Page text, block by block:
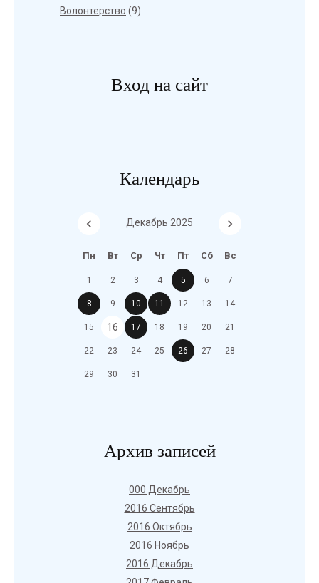
Волонтерство (9)
Вход на сайт
Календарь
Декабрь 2025
Пн Вт Ср Чт Пт Сб Вс
1 2 3 4 5 6 7
8 9 10 11 12 13 14
15 16 17 18 19 20 21
22 23 24 25 26 27 28
29 30 31
Архив записей
000 Декабрь
2016 Сентябрь
2016 Октябрь
2016 Ноябрь
2016 Декабрь